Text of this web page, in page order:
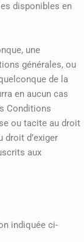
disponibles en
une
générales, ou
de la
en aucun cas
Conditions
ou tacite au droit
droit d’exiger
aux
indiquée ci-